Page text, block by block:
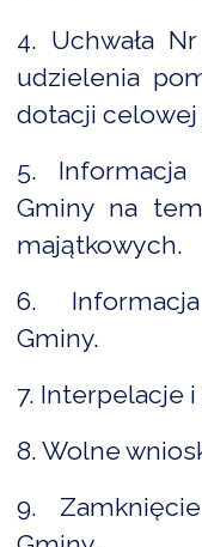
CZYSTE POWIETRZE
EWIDENCJA
4. Uchwała
udzielenia
dotacji
5. Informacja
Gminy na
majątkowych.
6.
Gminy.
7. Interpelacje
8. Wolne
9.